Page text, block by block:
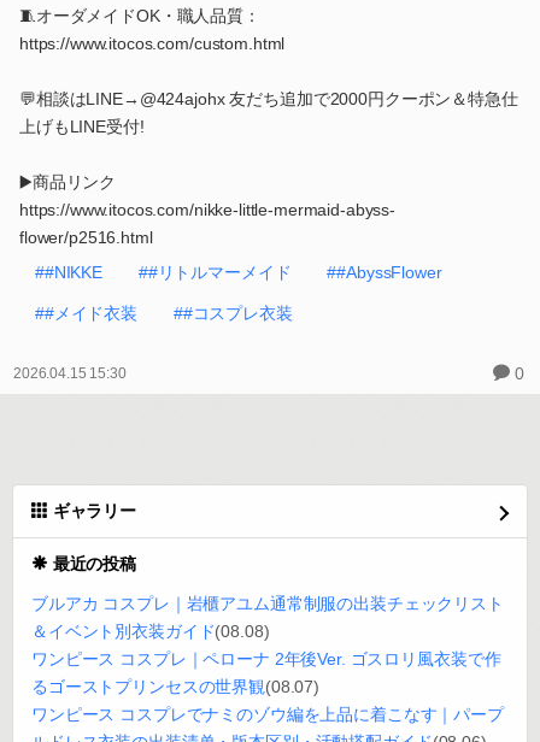
🧵オーダメイドOK・職人品質：
https://www.itocos.com/custom.html
💬相談はLINE→@424ajohx 友だち追加で2000円クーポン＆特急仕
上げもLINE受付!
▶️商品リンク
https://www.itocos.com/nikke-little-mermaid-abyss-
flower/p2516.html
##NIKKE
##リトルマーメイド ##AbyssFlower
##メイド衣装 ##コスプレ衣装
2026.04.15 15:30 0
ギャラリー
最近の投稿
ブルアカ コスプレ｜岩櫃アユム通常制服の出装チェックリスト
＆イベント別衣装ガイド(08.08)
ワンピース コスプレ｜ペローナ 2年後Ver. ゴスロリ風衣装で作
るゴーストプリンセスの世界観(08.07)
ワンピース コスプレでナミのゾウ編を上品に着こなす｜パープ